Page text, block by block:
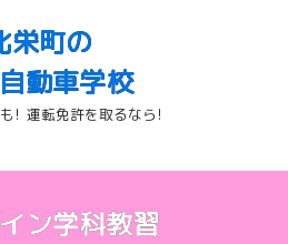
栄町の
動車学校
! 運転免許を取るなら!
ン学科教習